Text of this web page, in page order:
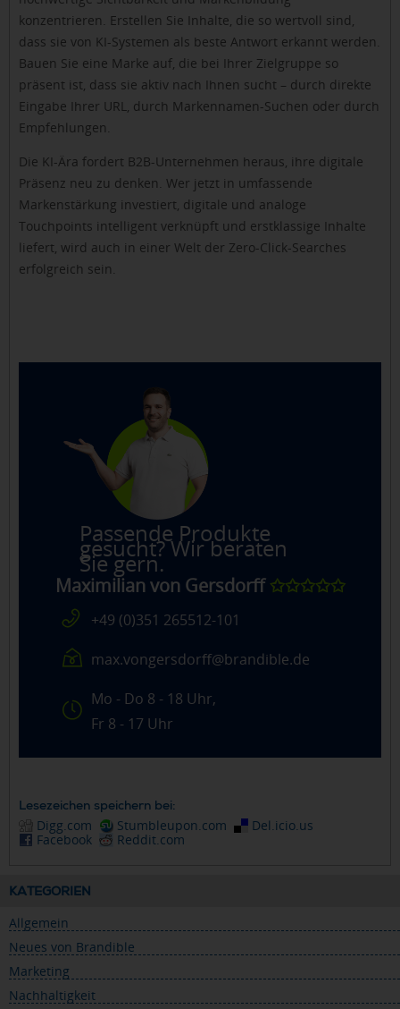
konzentrieren. Erstellen Sie Inhalte, die so wertvoll sind,
dass sie von KI-Systemen als beste Antwort erkannt werden.
Bauen Sie eine Marke auf, die bei Ihrer Zielgruppe so
präsent ist, dass sie aktiv nach Ihnen sucht – durch direkte
Eingabe Ihrer URL, durch Markennamen-Suchen oder durch
Empfehlungen.
Die KI-Ära fordert B2B-Unternehmen heraus, ihre digitale
Präsenz neu zu denken. Wer jetzt in umfassende
Markenstärkung investiert, digitale und analoge
Touchpoints intelligent verknüpft und erstklassige Inhalte
liefert, wird auch in einer Welt der Zero-Click-Searches
erfolgreich sein.
Passende Produkte
gesucht? Wir beraten
Sie gern.
Maximilian von Gersdorff✩✩✩✩✩
+49 (0)351 265512-101
max.vongersdorff@brandible.de
Mo - Do 8 - 18 Uhr,
Fr 8 - 17 Uhr
Lesezeichen speichern bei:
Digg.com Stumbleupon.com
Del.icio.us
Facebook
Reddit.com
KATEGORIEN
Allgemein
Neues von Brandible
Marketing
Nachhaltigkeit